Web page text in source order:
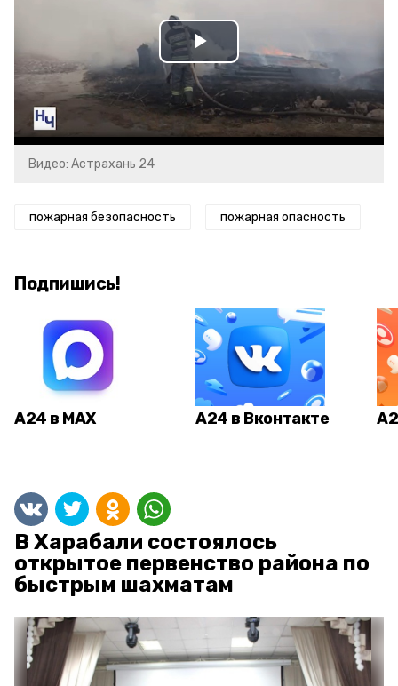
Play
Video
Видео: Астрахань 24
пожарная безопасность пожарная опасность
Подпишись!
А24 в MAX А24 в Вконтакте
В Харабали состоялось
открытое первенство района по
быстрым шахматам